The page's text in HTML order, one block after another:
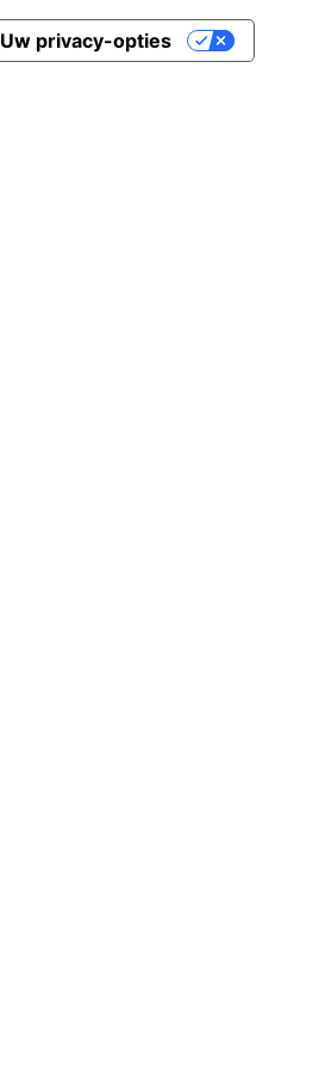
Uw privacy-opties